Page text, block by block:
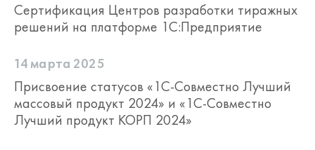
Сертификация Центров разработки тиражных
решений на платформе 1С:Предприятие
14 марта 2025
Присвоение статусов «1С-Совместно Лучший
массовый продукт 2024» и «1С-Совместно
Лучший продукт КОРП 2024»